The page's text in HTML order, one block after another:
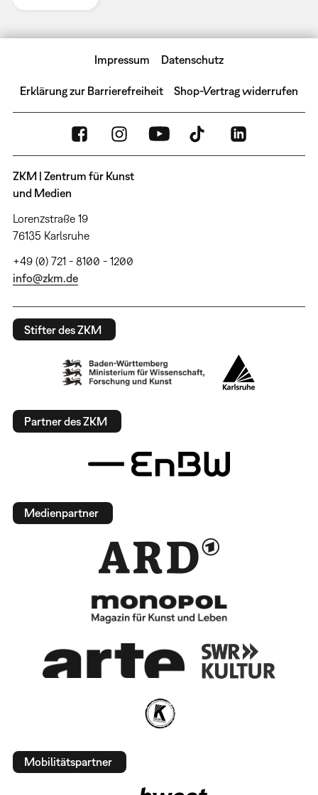
Impressum Datenschutz
Erklärung zur Barrierefreiheit Shop-Vertrag widerrufen
ZKM | Zentrum für Kunst
und Medien
Lorenzstraße 19
76135 Karlsruhe
+49 (0) 721 - 8100 - 1200
info@zkm.de
Stifter des ZKM
Partner des ZKM
Medienpartner
Mobilitätspartner